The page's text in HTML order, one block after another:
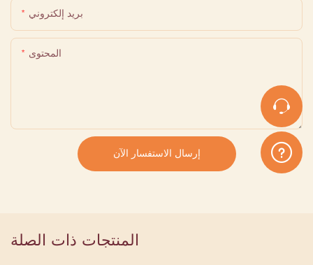
بريد إلكتروني
المحتوى
إرسال الاستفسار الآن
المنتجات ذات الصلة